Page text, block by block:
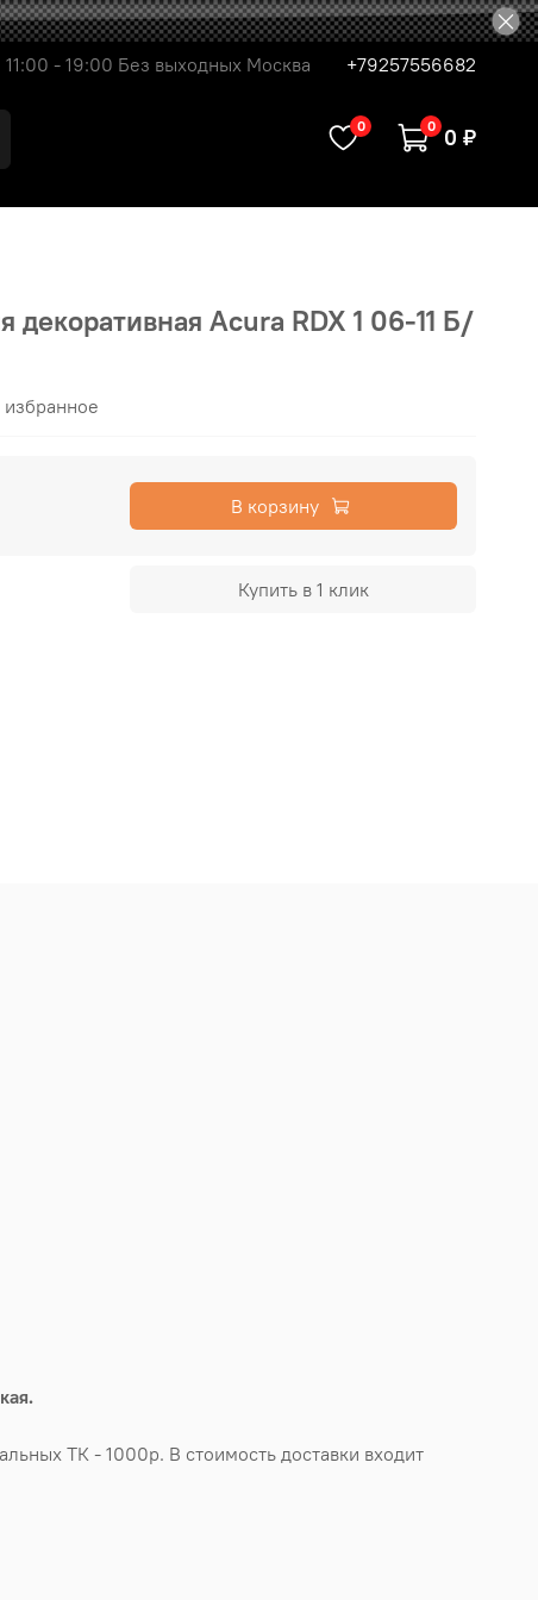
11:00 - 19:00 Без выходных Москва +79257556682
0 0 0 ₽
декоративная Acura RDX 1 06-11 Б/
избранное
В корзину
Купить в 1 клик
ТК - 1000р. В стоимость доставки входит